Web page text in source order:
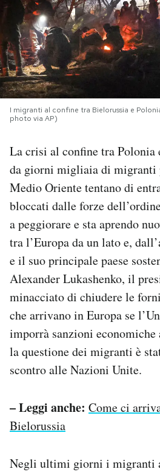
PODCAST
NEWSLETTER
I MIEI PREFERITI
CALENDARIO
AREA PERSONALE
Area Personale
Newsletter
Notifiche mobile
Regala il Post
Hai bisogno di aiuto?
Esci
I migranti al confine tra Bielorussia e
photo via AP)
La crisi al confine tra Polonia
da giorni migliaia di migranti
Medio Oriente tentano di
bloccati dalle forze
a peggiorare e sta aprendo
tra l’Europa da un lato e,
e il suo principale paese
Alexander Lukashenko, il
minacciato di chiudere le
che arrivano in Europa se
imporrà sanzioni economiche
la questione dei migranti è
scontro alle Nazioni Unite.
– Leggi anche: Come ci
Bielorussia
Negli ultimi giorni i migranti